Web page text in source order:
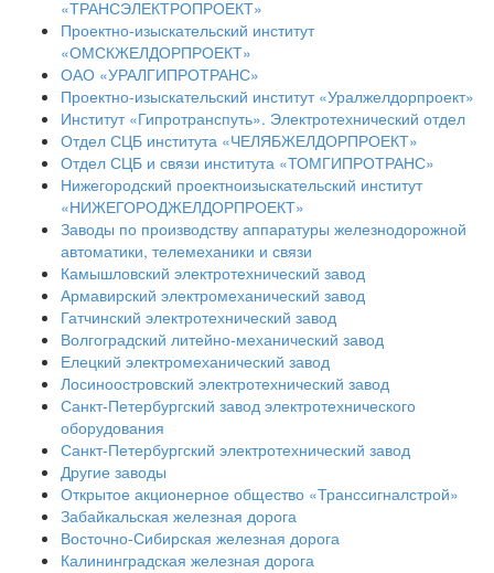
«ТРАНСЭЛЕКТРОПРОЕКТ»
Проектно-изыскательский институт
«ОМСКЖЕЛДОРПРОЕКТ»
ОАО «УРАЛГИПРОТРАНС»
Проектно-изыскательский институт «Уралжелдорпроект»
Институт «Гипротранспуть». Электротехнический отдел
Отдел СЦБ института «ЧЕЛЯБЖЕЛДОРПРОЕКТ»
Отдел СЦБ и связи института «ТОМГИПРОТРАНС»
Нижегородский проектноизыскательский институт
«НИЖЕГОРОДЖЕЛДОРПРОЕКТ»
Заводы по производству аппаратуры железнодорожной
автоматики, телемеханики и связи
Камышловский электротехнический завод
Армавирский электромеханический завод
Гатчинский электротехнический завод
Волгоградский литейно-механический завод
Елецкий электромеханический завод
Лосиноостровский электротехнический завод
Санкт-Петербургский завод электротехнического
оборудования
Санкт-Петербургский электротехнический завод
Другие заводы
Открытое акционерное общество «Транссигналстрой»
Забайкальская железная дорога
Восточно-Сибирская железная дорога
Калининградская железная дорога